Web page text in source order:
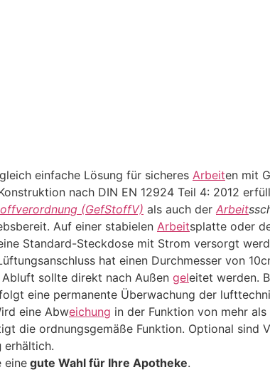
einfache Lösung für sicheres Arbeiten mit
nach DIN EN 12924 Teil 4: 2012
(GefStoffV) als auch der Arbeit
Auf einer stabielen Arbeitsplatte oder
Standard-Steckdose mit Strom versorgt
hat einen Durchmesser von
Abluft sollte direkt nach Außen geleitet werden.
eine permanente Überwachung der
eine Abweichung in der Funktion von mehr
die ordnungsgemäße Funktion. Optional sind
erhältich.
einegute Wahl für Ihre Apotheke.